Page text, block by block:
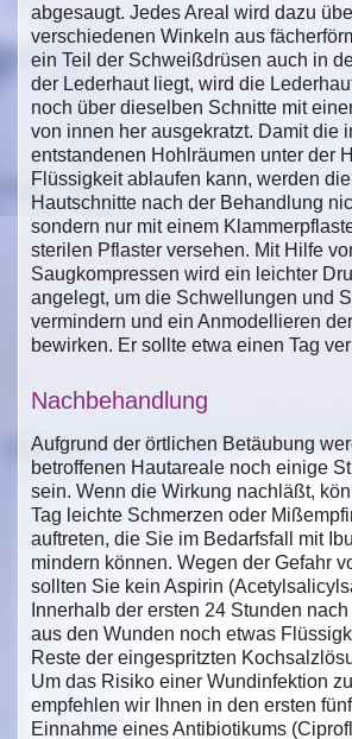
abgesaugt. Jedes Areal wird dazu
verschiedenen Winkeln aus
ein Teil der Schweißdrüsen auch in
der Lederhaut liegt, wird die
noch über dieselben Schnitte mit
von innen her ausgekratzt. Damit die
entstandenen Hohlräumen unter der
Flüssigkeit ablaufen kann, werden
Hautschnitte nach der Behandlung
sondern nur mit einem
sterilen Pflaster versehen. Mit Hilfe
Saugkompressen wird ein leichter
angelegt, um die Schwellungen und
vermindern und ein Anmodellieren
bewirken. Er sollte etwa einen Tag
Nachbehandlung
Aufgrund der örtlichen Betäubung
betroffenen Hautareale noch einige
sein. Wenn die Wirkung nachläßt,
Tag leichte Schmerzen oder
auftreten, die Sie im Bedarfsfall mit
mindern können. Wegen der Gefahr
sollten Sie kein Aspirin
Innerhalb der ersten 24 Stunden
aus den Wunden noch etwas
Reste der eingespritzten
Um das Risiko einer Wundinfektion
empfehlen wir Ihnen in den ersten
Einnahme eines Antibiotikums